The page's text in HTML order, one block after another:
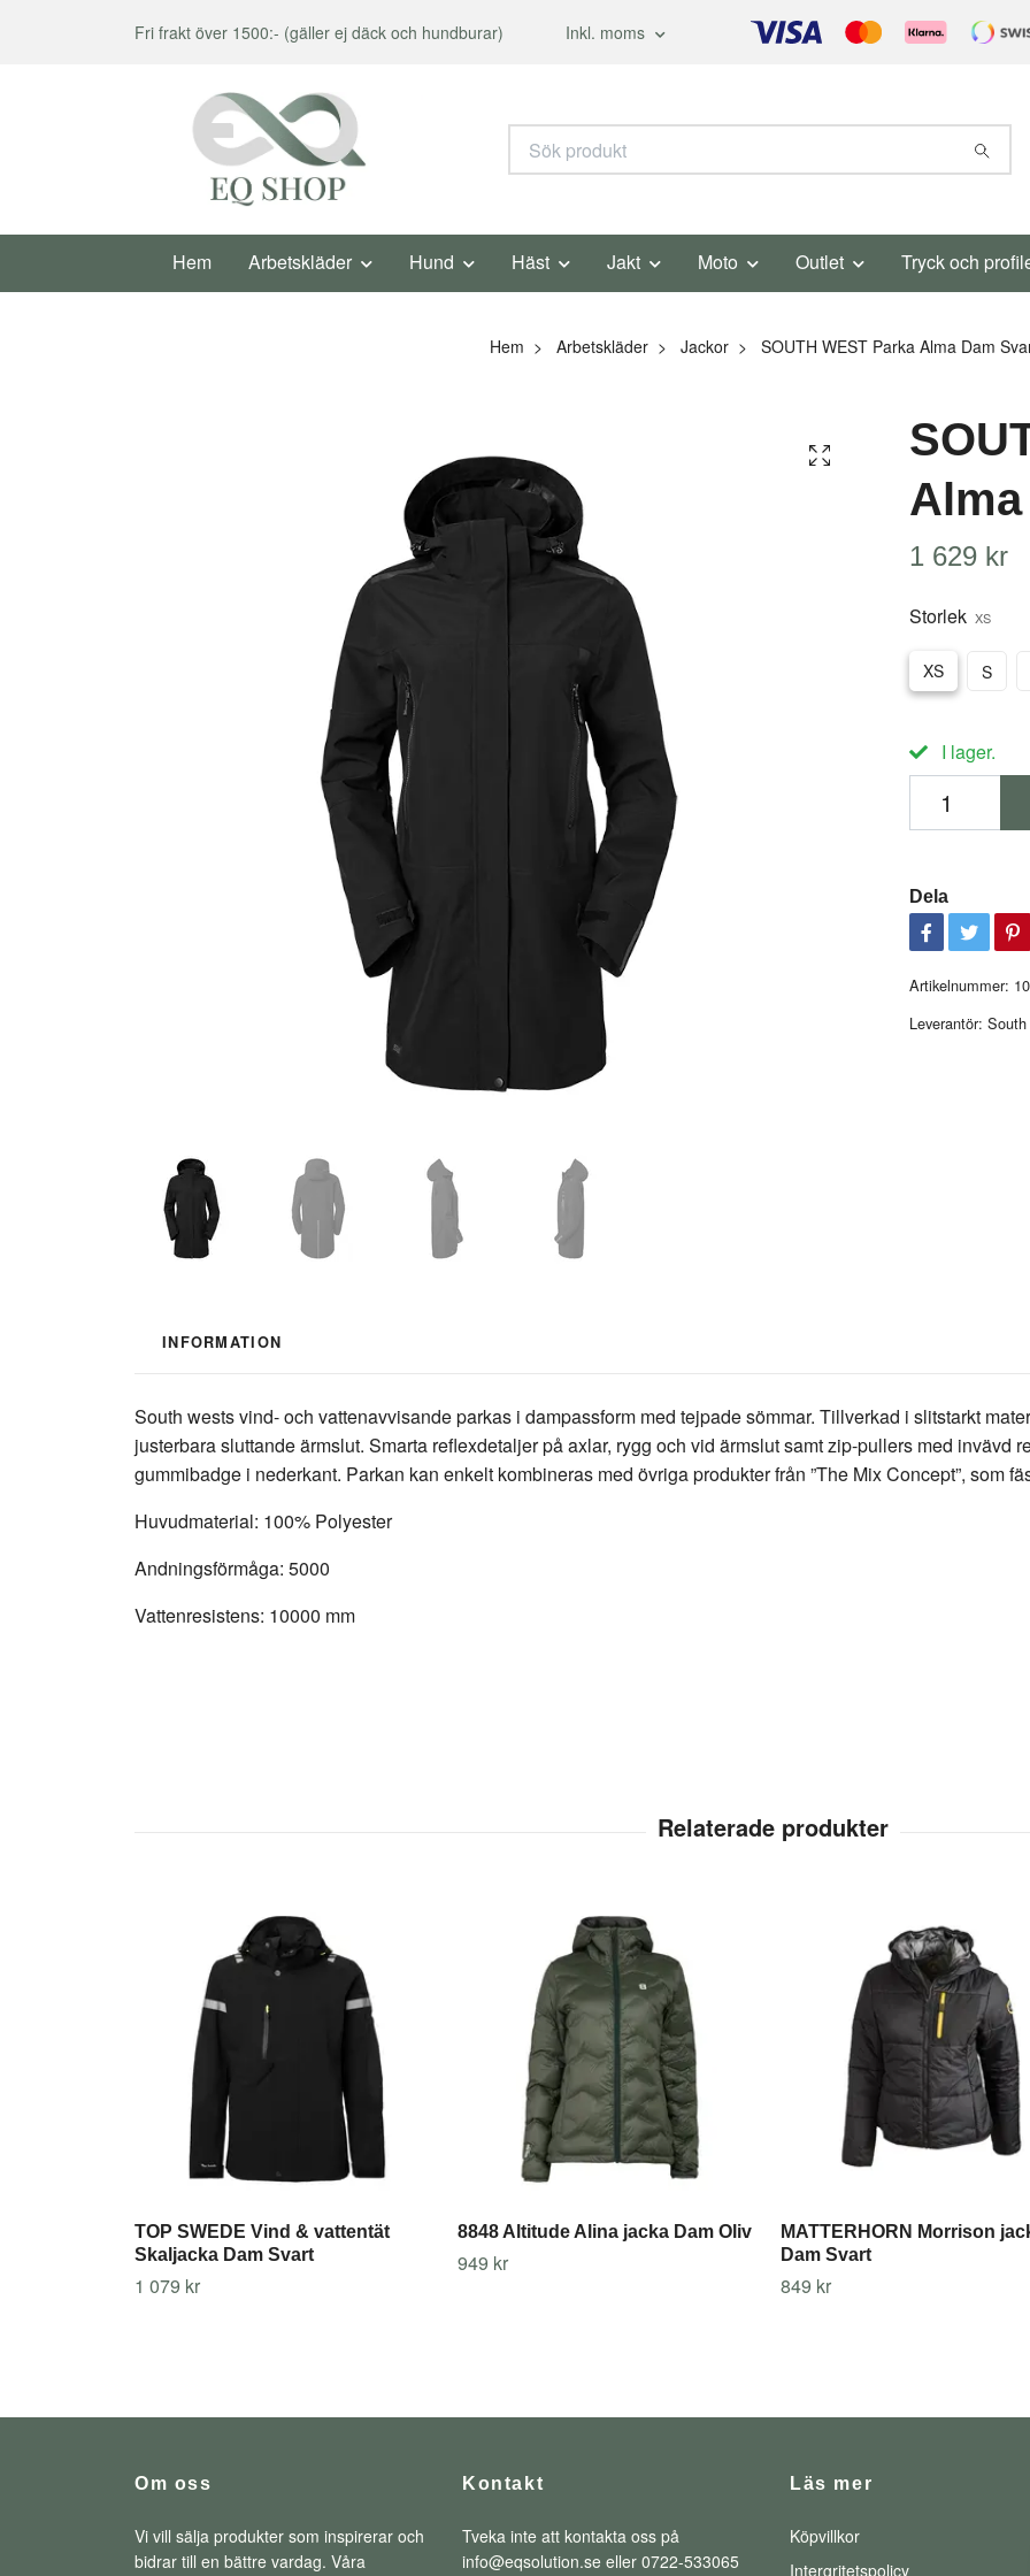
Fri frakt över 1500:- (gäller ej däck och hundburar) Inkl. moms
Hem Arbetskläder Hund Häst Jakt Moto Outlet Tryck och
Hem Arbetskläder Jackor SOUTH WEST Parka Alma Dam
1 629 kr
Storlek XS
XS S
I lager.
Dela
Artikelnummer:
Leverantör:
INFORMATION
South wests vind- och vattenavvisande parkas i dampassform med tejpade sömmar. Tillverkad i slitstarkt
justerbara sluttande ärmslut. Smarta reflexdetaljer på axlar, rygg och vid ärmslut samt zip-pullers med invävd
gummibadge i nederkant. Parkan kan enkelt kombineras med övriga produkter från ”The Mix Concept”, som
Huvudmaterial: 100% Polyester
Andningsförmåga: 5000
Vattenresistens: 10000 mm
TOP SWEDE Vind & vattentät
Skaljacka Dam Svart
1 079 kr
8848 Altitude Alina jacka Dam Oliv
949 kr
MATTERHORN Morrison
Dam Svart
849 kr
Om oss
Vi vill sälja produkter som inspirerar och
bidrar till en bättre vardag. Våra
Kontakt
Tveka inte att kontakta oss på
info@eqsolution.se eller 0722-533065
Läs mer
Köpvillkor
Intergritetspolicy